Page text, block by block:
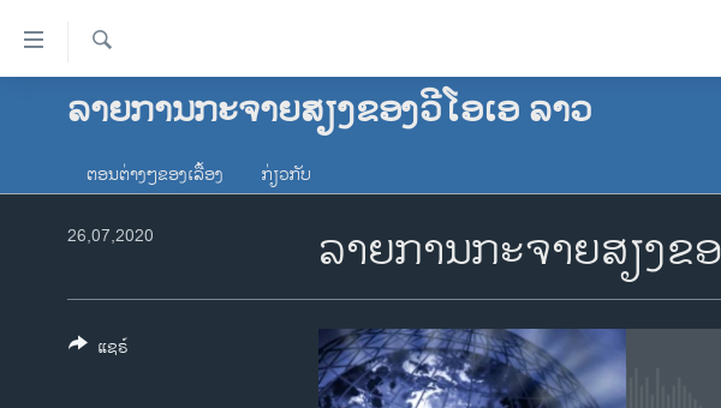
ລິ້ງ
ສຳຫລັບ
ຂ້າມ
ໂຮມເພຈ
ອາເມຣິກາ
ການເລືອກຕັ້ງ ປະທານາທີບໍດີ ສະຫະລັດ
ຂ່າວ​ຈີນ
ລາຍການກະຈາຍສຽງຂອງວີໂອເອ ລາວ
ຕອນຕ່າງໆຂອງເລື້ອງ ກ່ຽວກັບ
ລາຍການກະຈາຍສຽງຂ
26,07,2020
ແຊຣ໌